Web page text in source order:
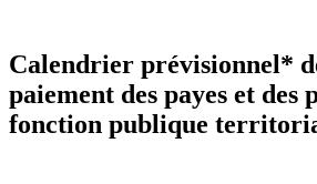
Calendrier prévisionnel*
paiement des payes et des
fonction publique